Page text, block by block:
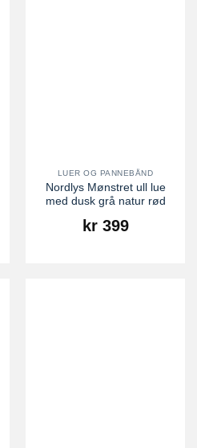
LUER OG PANNEBÅND
Nordlys Mønstret ull lue
med dusk grå natur rød
kr399